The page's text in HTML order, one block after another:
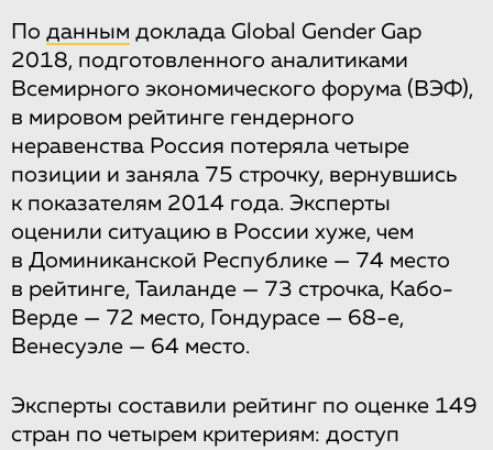
По данным доклада Global Gender Gap
2018, подготовленного аналитиками
Всемирного экономического форума (ВЭФ),
в мировом рейтинге гендерного
неравенства Россия потеряла четыре
позиции и заняла 75 строчку, вернувшись
к показателям 2014 года. Эксперты
оценили ситуацию в России хуже, чем
в Доминиканской Республике — 74 место
в рейтинге, Таиланде — 73 строчка, Кабо-
Верде — 72 место, Гондурасе — 68-е,
Венесуэле — 64 место.
Эксперты составили рейтинг по оценке 149
стран по четырем критериям: доступ